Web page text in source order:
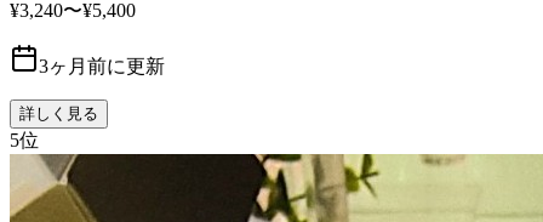
¥3,240〜¥5,400
3ヶ月前に更新
詳しく見る
5位